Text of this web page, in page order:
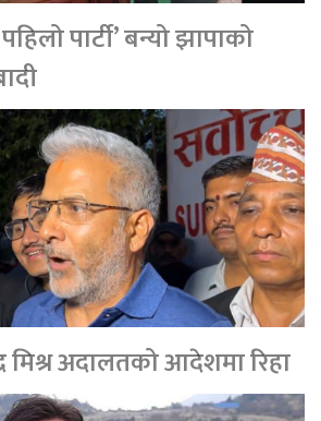
पार्टी’ बन्यो झापाको
मिश्र अदालतको आदेशमा रिहा